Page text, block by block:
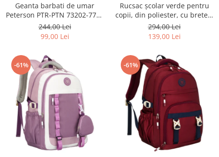
Geanta barbati de umar
Peterson PTR-PTN 73202-7738
BL
244,00 Lei
99,00 Lei
Rucsac școlar verde pentru
copii, din poliester, cu bretele
reglabile - Peterson PTR-PTN
BHX-01-9259 Gree
294,00 Lei
139,00 Lei
-61% -61%